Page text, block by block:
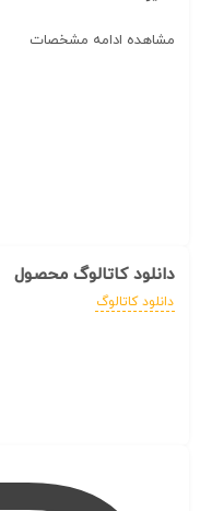
مشاهده ادامه مشخصات
دانلود کاتالوگ محصول
دانلود کاتالوگ